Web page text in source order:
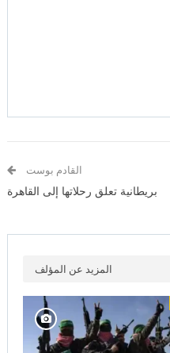
القادم بوست
بريطانية تعلق رحلاتها إلى القاهرة
المزيد عن المؤلف